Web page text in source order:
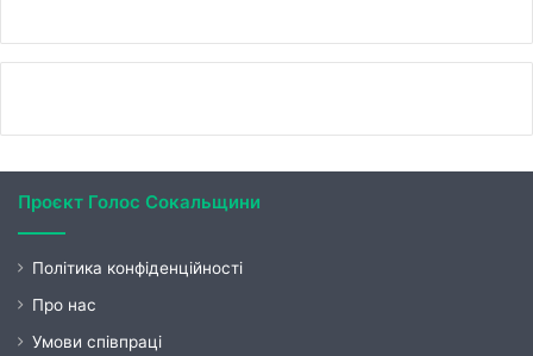
Проєкт Голос Сокальщини
Політика конфіденційності
Про нас
Умови співпраці